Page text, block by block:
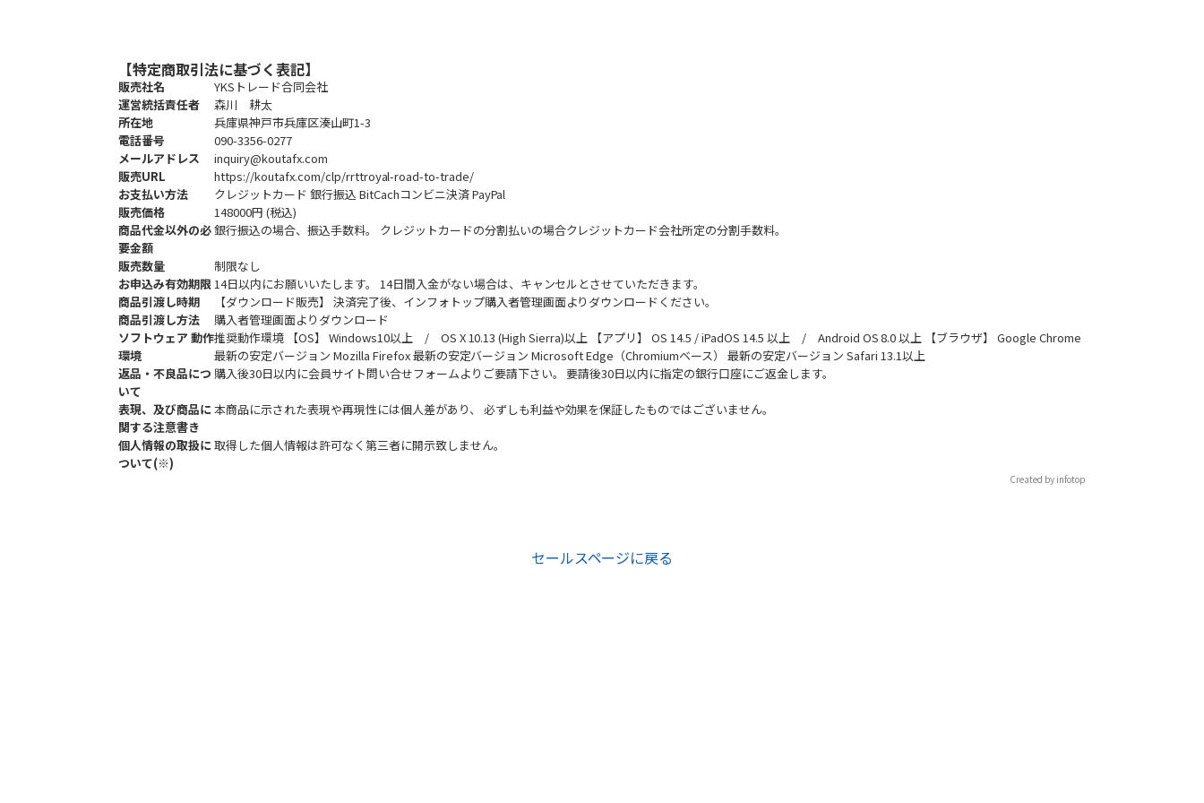
【特定商取引法に基づく表記】
販売社名
YKSトレード合同会社
運営統括責任者
森川 耕太
所在地
兵庫県神戸市兵庫区湊山町1-3
電話番号
090-3356-0277
メールアドレス
inquiry@koutafx.com
販売URL
https://koutafx.com/clp/rrttroyal-road-to-trade/
お支払い方法
クレジットカード 銀行振込 BitCachコンビニ決済 PayPal
販売価格
148000円 (税込)
商品代金以外の必
要金額
銀行振込の場合、振込手数料。 クレジットカードの分割払いの場合クレジットカード会社所定の分割手数料。
販売数量
制限なし
お申込み有効期限14日以内にお願いいたします。 14日間入金がない場合は、キャンセルとさせていただきます。
商品引渡し時期
【ダウンロード販売】 決済完了後、インフォトップ購入者管理画面よりダウンロードください。
商品引渡し方法
購入者管理画面よりダウンロード
ソフトウェア 動作
環境
推奨動作環境 【OS】 Windows10以上 / OS X 10.13 (High Sierra)以上 【アプリ】OS 14.5 / iPadOS 14.5 以上 / Android OS 8.0 以上 【ブラウザ】Google Chrome
最新の安定バージョン Mozilla Firefox 最新の安定バージョン Microsoft Edge（Chromiumベース） 最新の安定バージョン Safari 13.1以上
返品・不良品につ
いて
購入後30日以内に会員サイト問い合せフォームよりご要請下さい。 要請後30日以内に指定の銀行口座にご返金します。
表現、及び商品に
関する注意書き
本商品に示された表現や再現性には個人差があり、 必ずしも利益や効果を保証したものではございません。
個人情報の取扱に
ついて(※)
取得した個人情報は許可なく第三者に開示致しません。
Created by infotop
セールスページに戻る